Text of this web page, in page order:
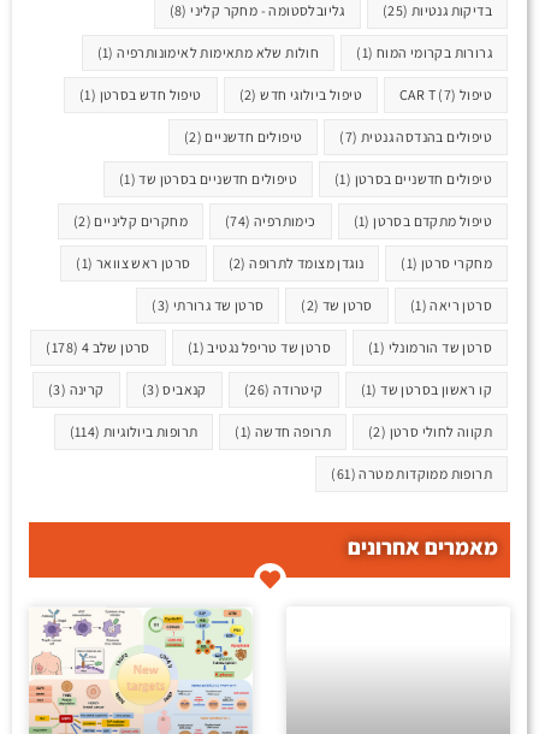
בדיקות גנטיות (25) גליובלסטומה - מחקר קליני(8)
גרורות בקרומי המוח (1) חולות שלא מתאימות לאימונותרפיה(1)
טיפול CAR T (7) טיפול ביולוגי חדש(2) טיפול חדש בסרטן (1)
טיפולים בהנדסה גנטית (7) טיפולים חדשניים (2)
טיפולים חדשניים בסרטן (1) טיפולים חדשניים בסרטן שד(1)
טיפול מתקדם בסרטן(1) כימותרפיה (74) מחקרים קליניים (2)
מחקרי סרטן (1) נוגדן מצומד לתרופה(2) סרטן ראש צוואר (1)
סרטן ריאה(1) סרטן שד (2) סרטן שד גרורתי (3)
סרטן שד הורמונלי (1) סרטן שד טריפל נגטיב(1) סרטן שלב 4 (178)
קו ראשון בסרטן שד(1) קיטרודה (26) קנאביס(3) קרינה (3)
תקווה לחולי סרטן (2) תרופה חדשה (1) תרופות ביולוגיות (114)
תרופות ממוקדות מטרה(61)
מאמרים אחרונים